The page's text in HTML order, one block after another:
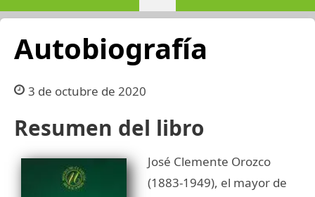
Autobiografía
3 de octubre de 2020
Resumen del libro
José Clemente Orozco
(1883-1949), el mayor de